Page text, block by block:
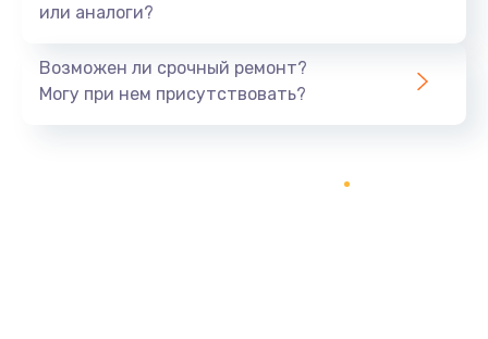
или аналоги?
Возможен ли срочный ремонт?
Могу при нем присутствовать?